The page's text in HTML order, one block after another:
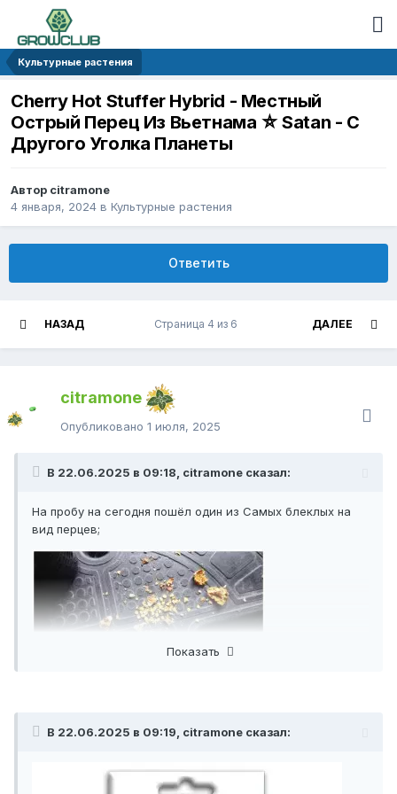
Культурные растения
Cherry Hot Stuffer Hybrid - Местный
Острый Перец Из Вьетнама ⛥ Satan - С
Другого Уголка Планеты
Автор citramone
4 января, 2024 в Культурные растения
Ответить
НАЗАД ДАЛЕЕ
Страница 4 из 6
citramone
Опубликовано 1 июля, 2025
В 22.06.2025 в 09:18, citramone сказал:
На пробу на сегодня пошёл один из Самых блеклых на
вид перцев;
Показать
В 22.06.2025 в 09:19, citramone сказал: